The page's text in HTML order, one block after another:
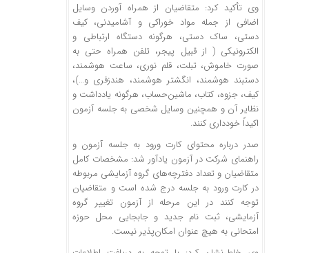
وی تأکید کرد: متقاضیان از همراه آوردن وسایل
اضافی از جمله مواد خوراکی و آشامیدنی، کیف
دستی، ساک دستی، هرگونه دستگاه ارتباطی و
الکترونیکی ( از قبیل پیجر، تلفن همراه حتی به
صورت خاموش، تبلت، قلم نوری، ساعت هوشمند،
دستبند هوشمند، انگشتر هوشمند، هندزفری و…)،
کیف، جزوه، کتاب، ماشین‌حساب، هرگونه یادداشت و
نظایر آن و همچنین وسایل شخصی به جلسه آزمون
اکیداً خودداری کنند.
صدر درباره محتوای کارت ورود به جلسه آزمون و
راهنمای شرکت در آزمون یادآور شد: مشخصات کامل
متقاضیان و تعداد دفترچه‌های گروه آزمایشی مربوطه
در کارت ورود به جلسه درج شده است و متقاضیان
توجه کنند در این مرحله از آزمون تغییر گروه
آزمایشی، ثبت نام جدید و جابجایی محل حوزه
امتحانی به هیچ عنوان امکان‌پذیر نیست.